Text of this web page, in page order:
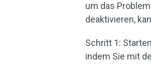
um das
deaktivieren,
Schritt 1:
indem Sie mit